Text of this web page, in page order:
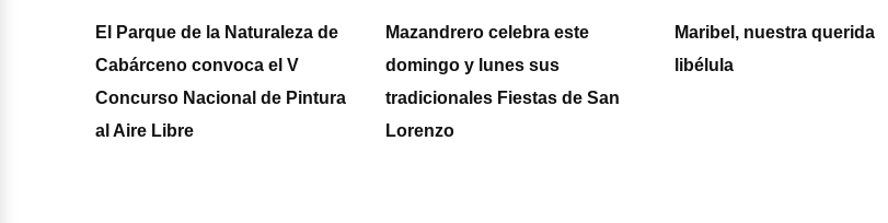
El Parque de la Naturaleza de
Cabárceno convoca el V
Concurso Nacional de Pintura
al Aire Libre
Mazandrero celebra este
domingo y lunes sus
tradicionales Fiestas de San
Lorenzo
Maribel, nuestra querida
libélula